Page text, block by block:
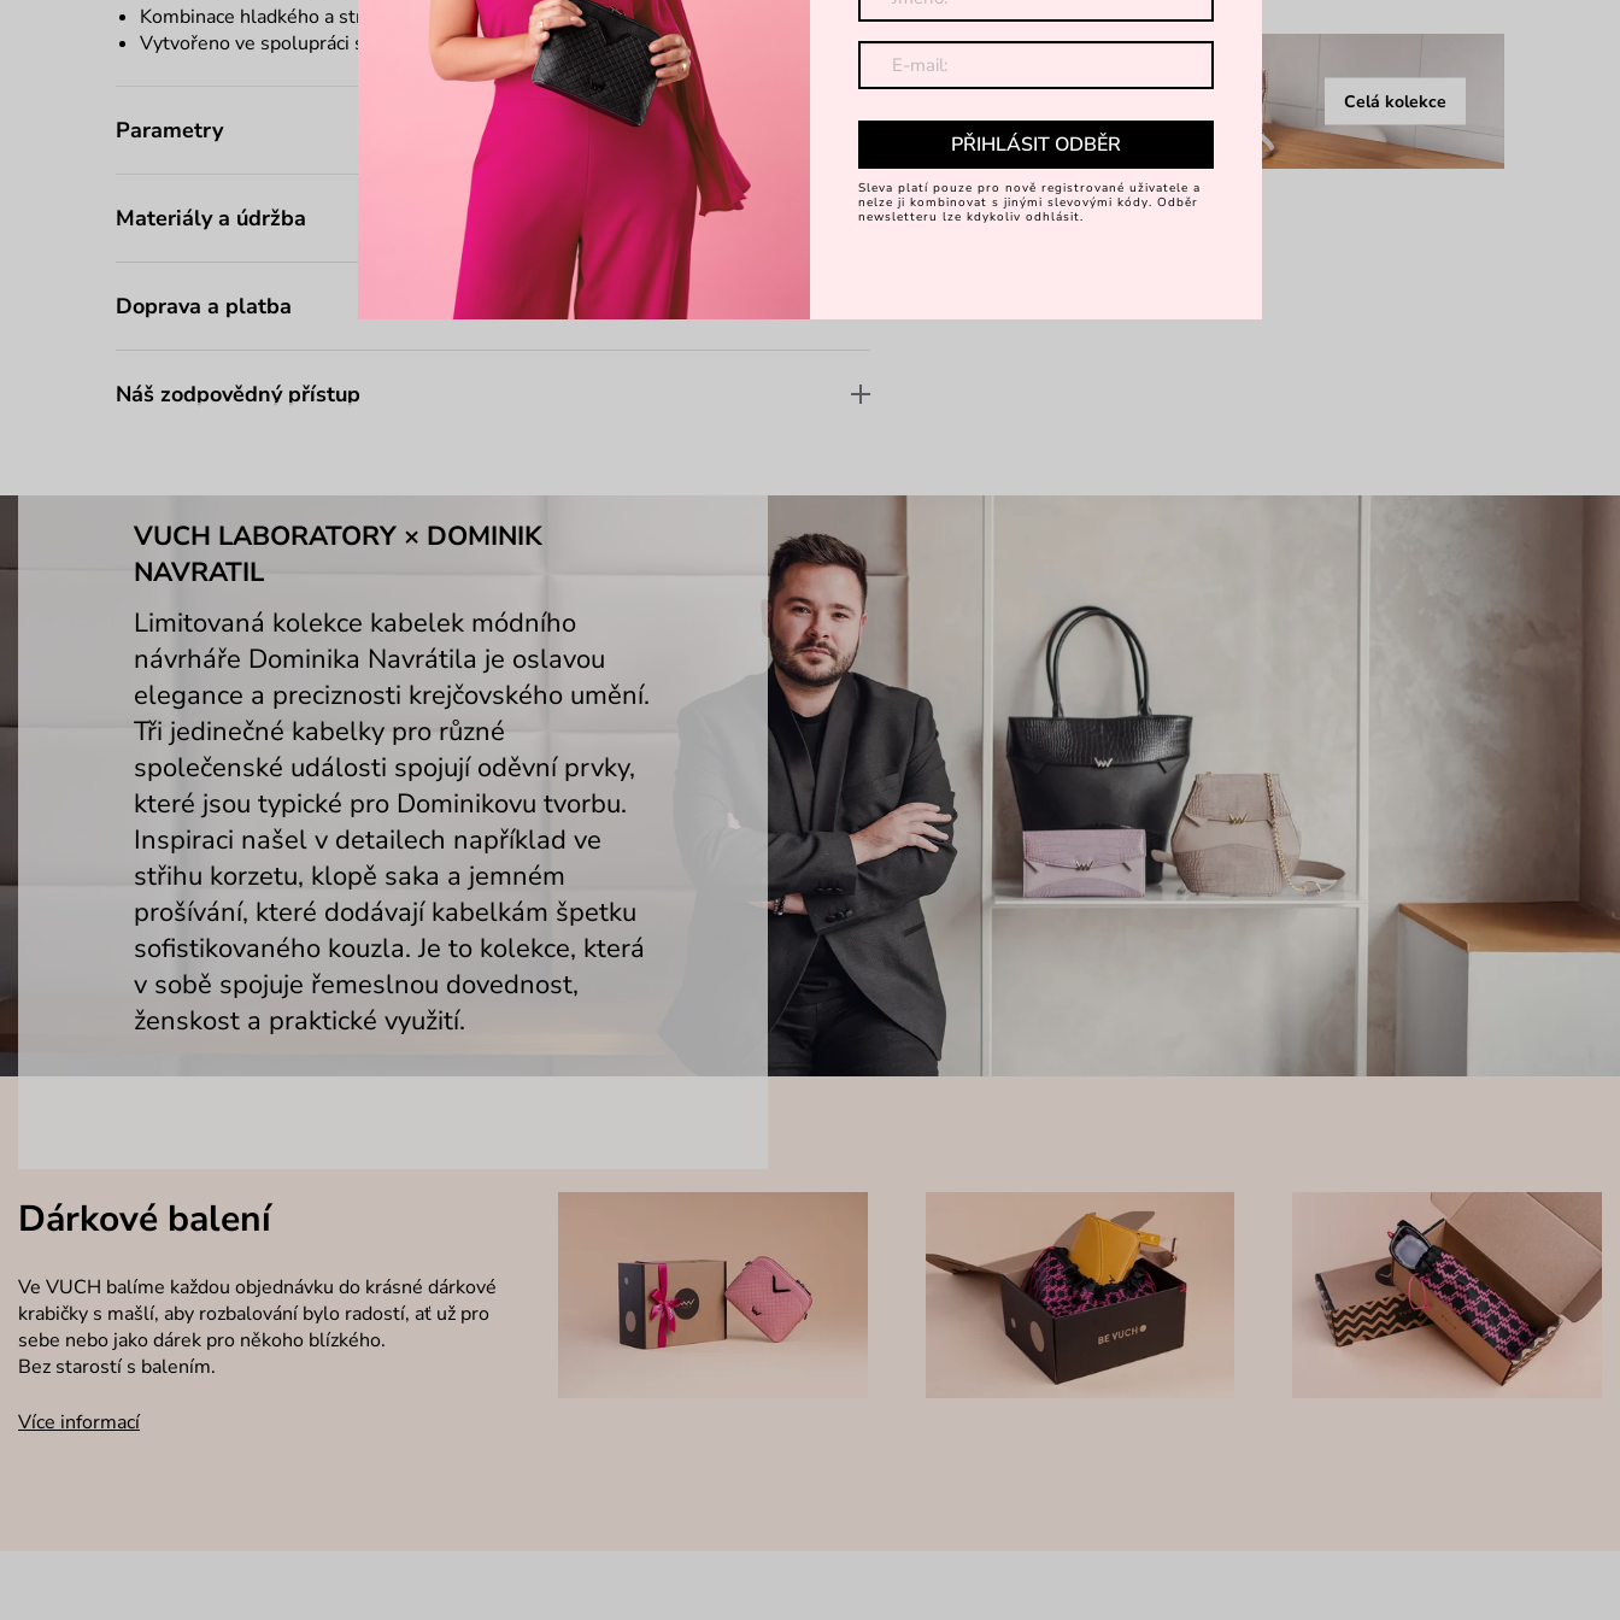
Kombinace hladkého a strukturovaného materiálu
Vytvořeno ve spolupráci s českým návrhářemDominikem Navrátilem
Parametry
Materiály a údržba
Doprava a platba
Náš zodpovědný přístup
Celá kolekce
VUCH LABORATORY × DOMINIK
NAVRATIL
Limitovaná kolekce kabelek módního
návrháře Dominika Navrátila je oslavou
elegance a preciznosti krejčovského umění.
Tři jedinečné kabelky pro různé
společenské události spojují oděvní prvky,
které jsou typické pro Dominikovu tvorbu.
Inspiraci našel v detailech například ve
střihu korzetu, klopě saka a jemném
prošívání, které dodávají kabelkám špetku
sofistikovaného kouzla.Je to kolekce, která
v sobě spojuje řemeslnou dovednost,
ženskost a praktické využití.
Dárkové balení
Ve VUCH balíme každou objednávku do krásné dárkové
krabičky s mašlí, aby rozbalování bylo radostí, ať už pro
sebe nebo jako dárek pro někoho blízkého.
Bez starostí s balením.
Více informací
PŘIHLÁSIT ODBĚR
Sleva platí pouze pro nově registrované uživatele a
nelze ji kombinovat s jinými slevovými kódy. Odběr
newsletteru lze kdykoliv odhlásit.